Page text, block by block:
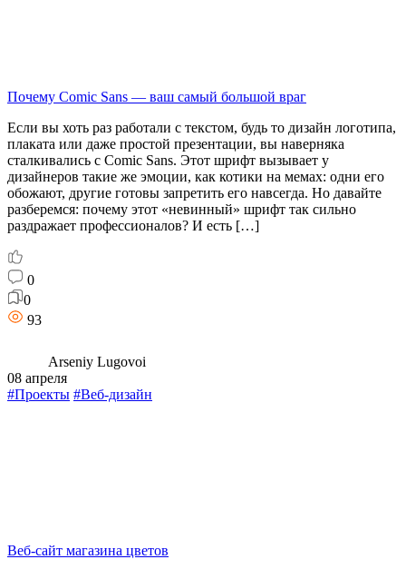
Почему Comic Sans — ваш самый большой враг
Если вы хоть раз работали с текстом, будь то дизайн логотипа,
плаката или даже простой презентации, вы наверняка
сталкивались с Comic Sans. Этот шрифт вызывает у
дизайнеров такие же эмоции, как котики на мемах: одни его
обожают, другие готовы запретить его навсегда. Но давайте
разберемся: почему этот «невинный» шрифт так сильно
раздражает профессионалов? И есть […]
0
0
93
Arseniy Lugovoi
08 апреля
#Проекты #Веб-дизайн
Веб-сайт магазина цветов